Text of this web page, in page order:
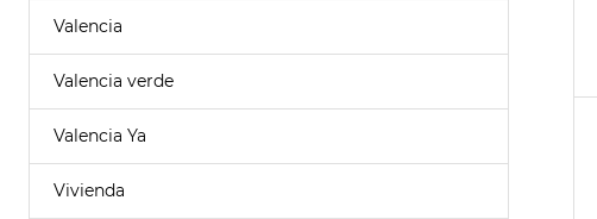
Valencia
Valencia verde
Valencia Ya
Vivienda